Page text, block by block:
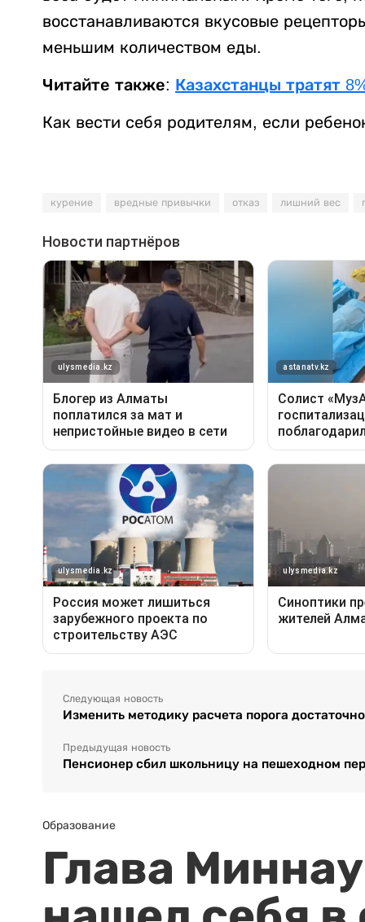
восстанавливаются вкусовые
меньшим количеством еды.
Читайте также: Казахстанцы тратят
Как вести себя родителям, если
курение вредные привычки отказ лишний вес
Следующая новость
Изменить методику расчета порога
Предыдущая новость
Пенсионер сбил школьницу на пешеходном
Образование
Глава